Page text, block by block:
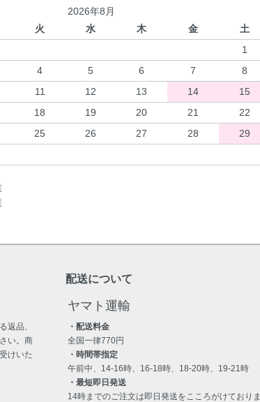
2026年8月
火 水 木 金
土
1
4 5 6 7
8
11 12 13 14
15
18 19 20 21
22
25 26 27 28
29
返品、
い。商
けいた
配送について
ヤマト運輸
・配送料金
全国一律770円
・時間帯指定
午前中、14-16時、16-18時、18-20時、19-21時
・最短即日発送
14時までのご注文は即日発送をこころがけておりま